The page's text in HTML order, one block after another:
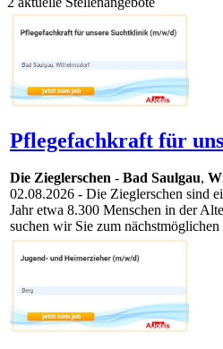
Pflegefachkraft für
Die Zieglerschen - Bad Saulgau,
02.08.2026 - Die Zieglerschen sind
Jahr etwa 8.300 Menschen in der
suchen wir Sie zum